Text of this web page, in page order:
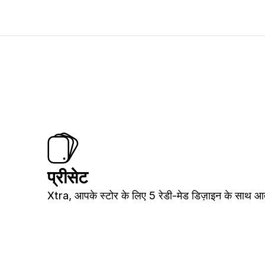
प्रीसेट
Xtra, आपके स्टोर के लिए 5 रेडी-मेड डिज़ाइन के साथ